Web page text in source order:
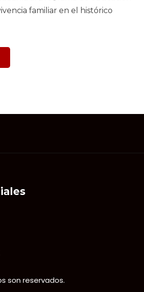
familiar en el histórico
son reservados.